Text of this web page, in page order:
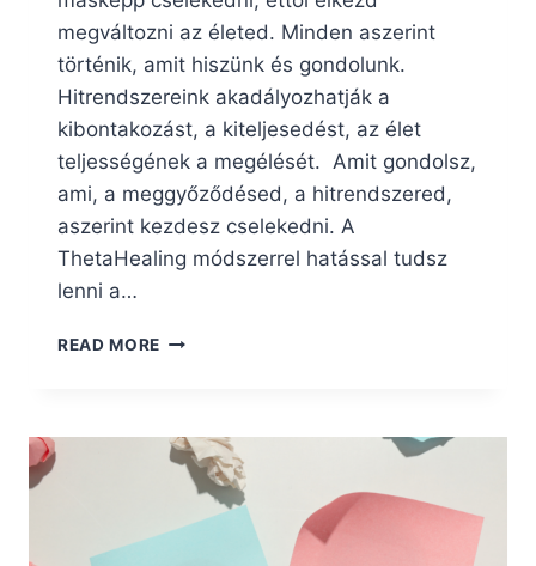
megváltozni az életed. Minden aszerint
történik, amit hiszünk és gondolunk.
Hitrendszereink akadályozhatják a
kibontakozást, a kiteljesedést, az élet
teljességének a megélését. Amit gondolsz,
ami, a meggyőződésed, a hitrendszered,
aszerint kezdesz cselekedni. A
ThetaHealing módszerrel hatással tudsz
lenni a…
READ MORE HOGYAN
A
TESTÜNKET?